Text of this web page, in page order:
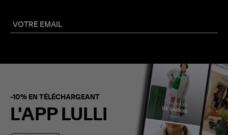
-10% EN TÉLÉCHARGEANT
L'APP LULLI